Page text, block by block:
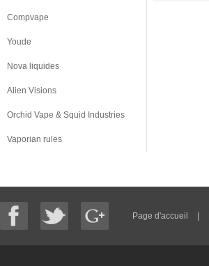
Compvape
Youde
Nova liquides
Alien Visions
Orchid Vape & Squid Industries
Vaporian rules
Page d'accueil